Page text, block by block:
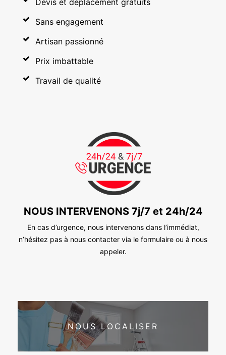
Sans engagement
Artisan passionné
Prix imbattable
Travail de qualité
NOUS INTERVENONS 7j/7 et 24h/24
En cas d’urgence, nous intervenons dans l’immédiat,
n’hésitez pas à nous contacter via le formulaire ou à nous
appeler.
NOUS LOCALISER